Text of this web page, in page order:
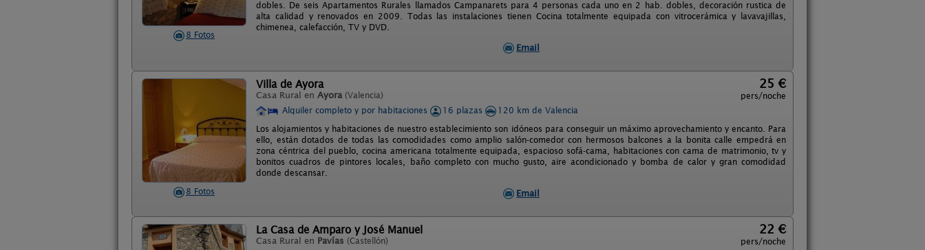
8 Fotos
dobles. De seis Apartamentos Rurales llamados Campanarets para 4 personas cada uno en 2 hab. dobles, decoración rustica de
alta calidad y renovados en 2009. Todas las instalaciones tienen Cocina totalmente equipada con vitrocerámica y lavavajillas,
chimenea, calefacción, TV y DVD.
Email
8 Fotos
Villa de Ayora
Casa Rural en Ayora (Valencia)
25 €
pers/noche
Alquiler completo y por habitaciones
16 plazas
120 km de Valencia
Los alojamientos y habitaciones de nuestro establecimiento son idóneos para conseguir un máximo aprovechamiento y encanto. Para
ello, están dotados de todas las comodidades como amplio salón-comedor con hermosos balcones a la bonita calle empedrá en
zona céntrica del pueblo, cocina americana totalmente equipada, espacioso sofá-cama, habitaciones con cama de matrimonio, tv y
bonitos cuadros de pintores locales, baño completo con mucho gusto, aire acondicionado y bomba de calor y gran comodidad
donde descansar.
Email
La Casa de Amparo y José Manuel
Casa Rural en Pavías (Castellón)
22 €
pers/noche